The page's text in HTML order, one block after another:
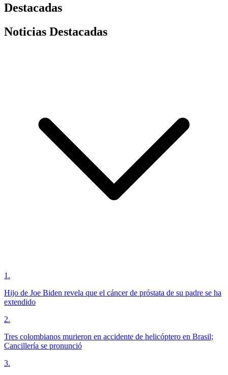
Destacadas
Noticias Destacadas
1 .
Hijo de Joe Biden revela que el cáncer de próstata de su padre se ha
extendido
2.
Tres colombianos murieron en accidente de helicóptero en Brasil;
Cancillería se pronunció
3.